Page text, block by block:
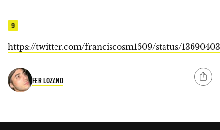
9
https://twitter.com/franciscosm1609/status/
FER LOZANO